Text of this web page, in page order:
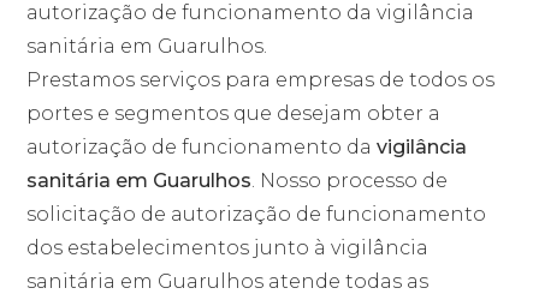
autorização de funcionamento da vigilância
sanitária em Guarulhos.
Prestamos serviços para empresas de todos os
portes e segmentos que desejam obter a
autorização de funcionamento davigilância
sanitária em Guarulhos. Nosso processo de
solicitação de autorização de funcionamento
dos estabelecimentos junto à vigilância
sanitária em Guarulhos atende todas as